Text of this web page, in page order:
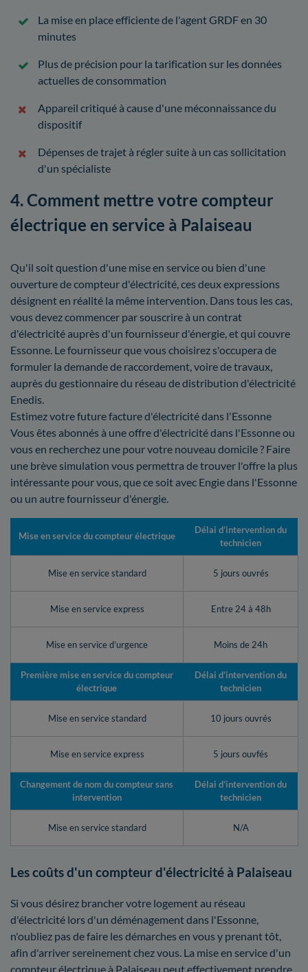
La mise en place efficiente de l'agent GRDF en 30
minutes
Plus de précision pour la tarification sur les données
actuelles de consommation
Appareil critiqué à cause d'une méconnaissance du
dispositif
Dépenses de trajet à régler suite à un cas sollicitation
d'un spécialiste
4. Comment mettre votre compteur
électrique en service à Palaiseau
Qu'il soit question d'une mise en service ou bien d'une
ouverture de compteur d'électricité, ces deux expressions
désignent en réalité la même intervention. Dans tous les cas,
vous devez commencer par souscrire à un contrat
d'électricité auprès d'un fournisseur d'énergie, et qui couvre
Essonne. Le fournisseur que vous choisirez s'occupera de
formuler la demande de raccordement, voire de travaux,
auprès du gestionnaire du réseau de distribution d'électricité
Enedis.
Estimez votre future facture d'électricité dans l'Essonne
Vous êtes abonnés à une offre d'électricité dans l'Essonne ou
vous en recherchez une pour votre nouveau domicile ? Faire
une brève simulation vous permettra de trouver l'offre la plus
intéressante pour vous, que ce soit avec Engie dans l'Essonne
ou un autre fournisseur d'énergie.
Mise en service du compteur électrique
Délai d’intervention du
technicien
Mise en service standard 5 jours ouvrés
Mise en service express Entre 24 à 48h
Mise en service d’urgence Moins de 24h
Première mise en service du compteur
électrique
Délai d’intervention du
technicien
Mise en service standard 10 jours ouvrés
Mise en service express 5 jours ouvfés
Changement de nom du compteur sans
intervention
Délai d’intervention du
technicien
Mise en service standard N/A
Les coûts d'un compteur d'électricité à Palaiseau
Si vous désirez brancher votre logement au réseau
d'électricité lors d'un déménagement dans l'Essonne,
n'oubliez pas de faire les démarches en vous y prenant tôt,
afin d'arriver sereinement chez vous. La mise en service d'un
compteur électrique à Palaiseau peut effectivement prendre